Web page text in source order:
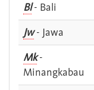
Bl- Bali
Jw- Jawa
Mk-
Minangkabau